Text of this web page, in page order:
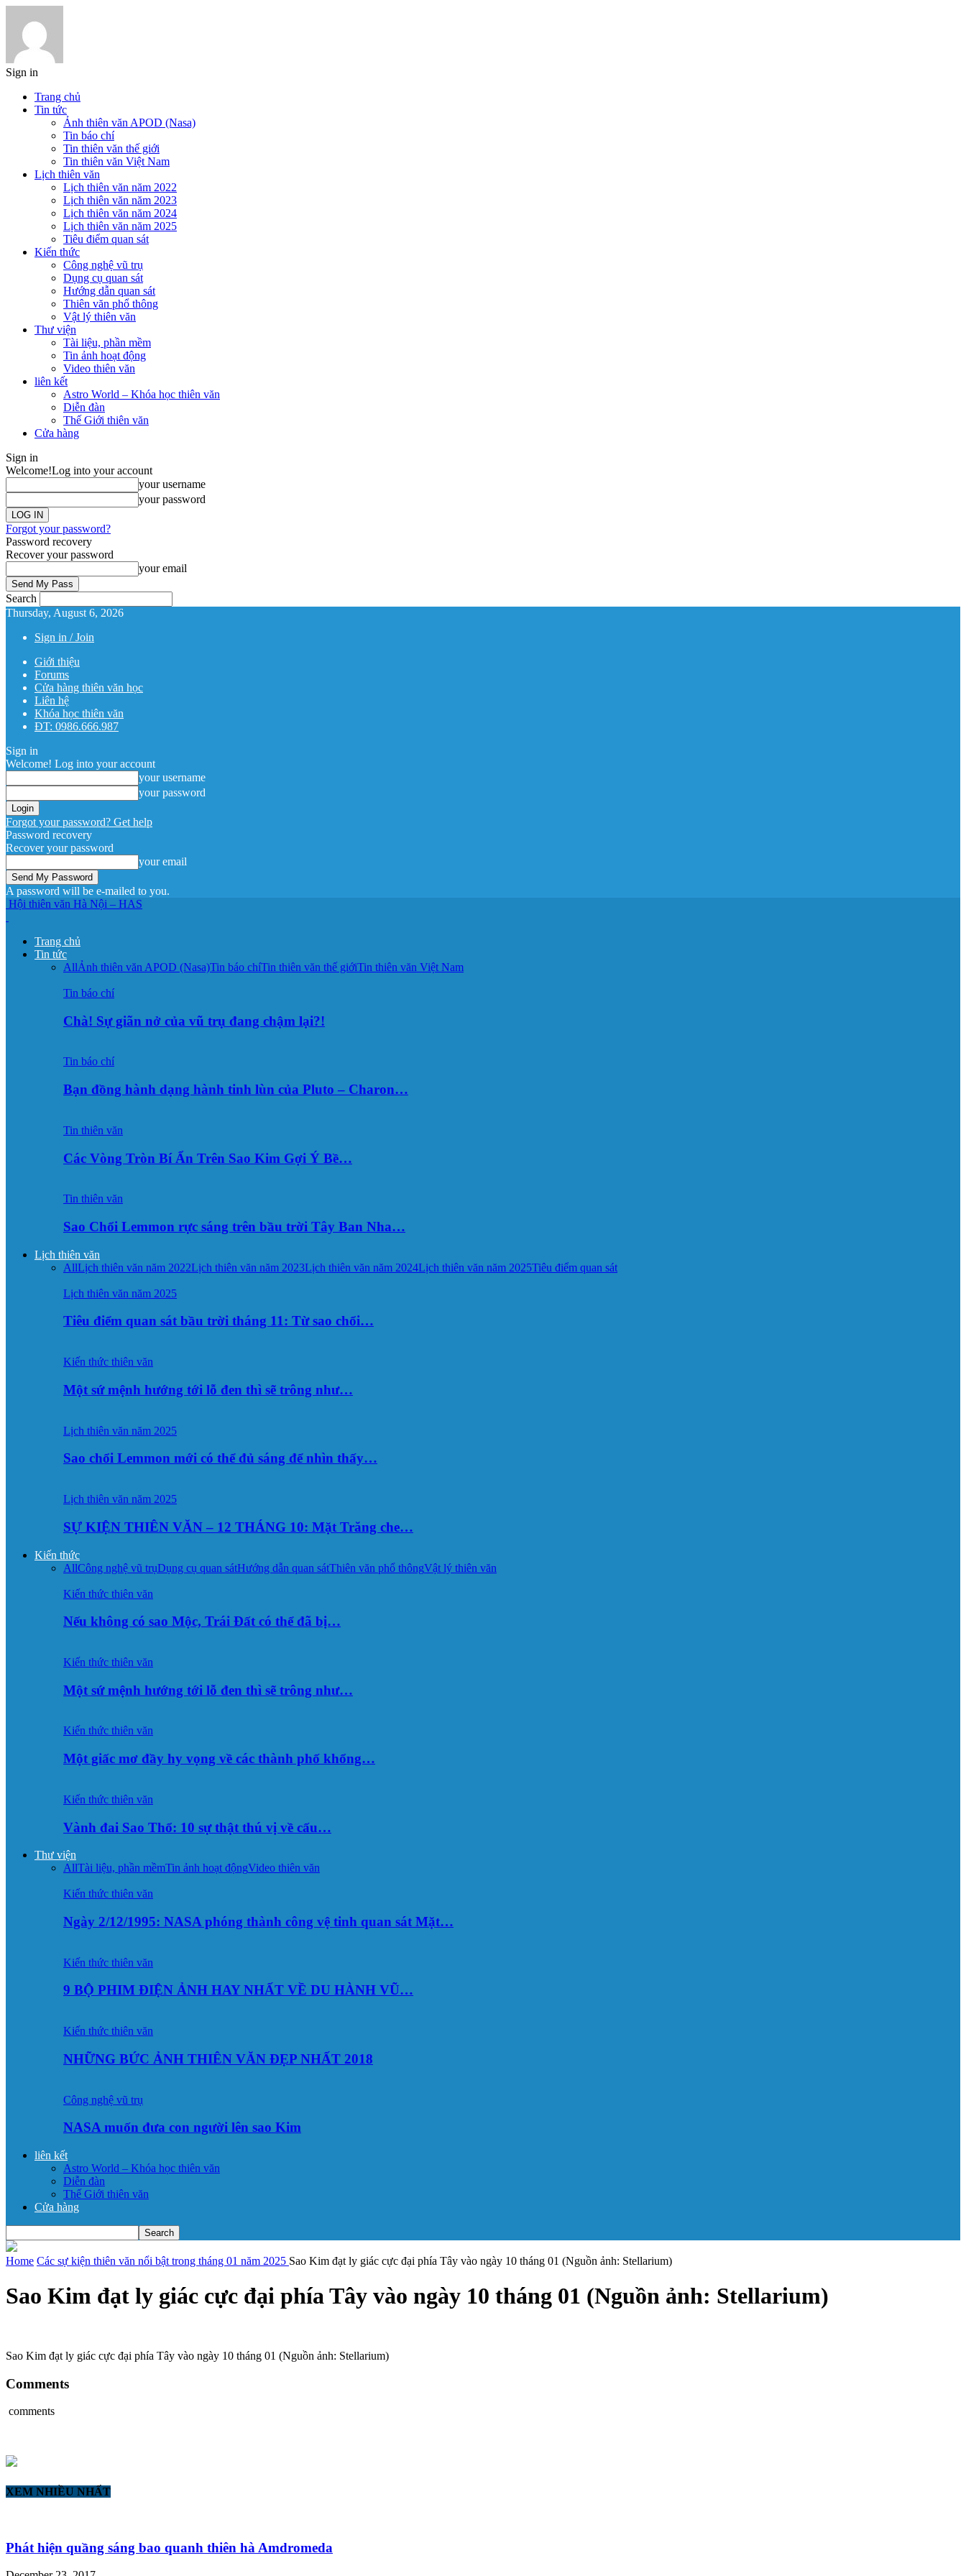
Sign in
Trang chủ
Tin tức
Ảnh thiên văn APOD (Nasa)
Tin báo chí
Tin thiên văn thế giới
Tin thiên văn Việt Nam
Lịch thiên văn
Lịch thiên văn năm 2022
Lịch thiên văn năm 2023
Lịch thiên văn năm 2024
Lịch thiên văn năm 2025
Tiêu điểm quan sát
Kiến thức
Công nghệ vũ trụ
Dụng cụ quan sát
Hướng dẫn quan sát
Thiên văn phổ thông
Vật lý thiên văn
Thư viện
Tài liệu, phần mềm
Tin ảnh hoạt động
Video thiên văn
liên kết
Astro World – Khóa học thiên văn
Diễn đàn
Thế Giới thiên văn
Cửa hàng
Sign in
Welcome!Log into your account
your username
your password
Forgot your password?
Password recovery
Recover your password
your email
Search
Thursday, August 6, 2026
Sign in / Join
Giới thiệu
Forums
Cửa hàng thiên văn học
Liên hệ
Khóa học thiên văn
ĐT: 0986.666.987
Sign in
Welcome! Log into your account
your username
your password
Forgot your password? Get help
Password recovery
Recover your password
your email
A password will be e-mailed to you.
Hội thiên văn Hà Nội – HAS
Trang chủ
Tin tức
AllẢnh thiên văn APOD (Nasa)Tin báo chíTin thiên văn thế giớiTin thiên văn Việt Nam
Tin báo chí
Chà! Sự giãn nở của vũ trụ đang chậm lại?!
Tin báo chí
Bạn đồng hành dạng hành tinh lùn của Pluto – Charon…
Tin thiên văn
Các Vòng Tròn Bí Ẩn Trên Sao Kim Gợi Ý Bề…
Tin thiên văn
Sao Chổi Lemmon rực sáng trên bầu trời Tây Ban Nha…
Lịch thiên văn
AllLịch thiên văn năm 2022Lịch thiên văn năm 2023Lịch thiên văn năm 2024Lịch thiên văn năm 2025Tiêu điểm quan sát
Lịch thiên văn năm 2025
Tiêu điểm quan sát bầu trời tháng 11: Từ sao chổi…
Kiến thức thiên văn
Một sứ mệnh hướng tới lỗ đen thì sẽ trông như…
Lịch thiên văn năm 2025
Sao chổi Lemmon mới có thể đủ sáng để nhìn thấy…
Lịch thiên văn năm 2025
SỰ KIỆN THIÊN VĂN – 12 THÁNG 10: Mặt Trăng che…
Kiến thức
AllCông nghệ vũ trụDụng cụ quan sátHướng dẫn quan sátThiên văn phổ thôngVật lý thiên văn
Kiến thức thiên văn
Nếu không có sao Mộc, Trái Đất có thể đã bị…
Kiến thức thiên văn
Một sứ mệnh hướng tới lỗ đen thì sẽ trông như…
Kiến thức thiên văn
Một giấc mơ đầy hy vọng về các thành phố khổng…
Kiến thức thiên văn
Vành đai Sao Thổ: 10 sự thật thú vị về cấu…
Thư viện
AllTài liệu, phần mềmTin ảnh hoạt độngVideo thiên văn
Kiến thức thiên văn
Ngày 2/12/1995: NASA phóng thành công vệ tinh quan sát Mặt…
Kiến thức thiên văn
9 BỘ PHIM ĐIỆN ẢNH HAY NHẤT VỀ DU HÀNH VŨ…
Kiến thức thiên văn
NHỮNG BỨC ẢNH THIÊN VĂN ĐẸP NHẤT 2018
Công nghệ vũ trụ
NASA muốn đưa con người lên sao Kim
liên kết
Astro World – Khóa học thiên văn
Diễn đàn
Thế Giới thiên văn
Cửa hàng
Home Các sự kiện thiên văn nổi bật trong tháng 01 năm 2025 Sao Kim đạt ly giác cực đại phía Tây vào ngày 10 tháng 01 (Nguồn ảnh: Stellarium)
Sao Kim đạt ly giác cực đại phía Tây vào ngày 10 tháng 01 (Nguồn ảnh: Stellarium)
Sao Kim đạt ly giác cực đại phía Tây vào ngày 10 tháng 01 (Nguồn ảnh: Stellarium)
Comments
comments
XEM NHIỀU NHẤT
Phát hiện quầng sáng bao quanh thiên hà Amdromeda